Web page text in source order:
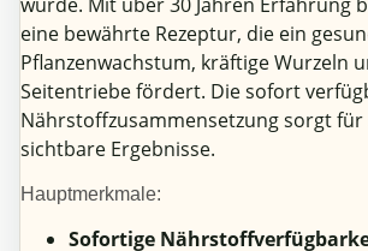
eine bewährte Rezeptur, die ein
Pflanzenwachstum, kräftige Wurzeln
Seitentriebe fördert. Die sofort
Nährstoffzusammensetzung sorgt für
sichtbare Ergebnisse.
Hauptmerkmale:
Sofortige